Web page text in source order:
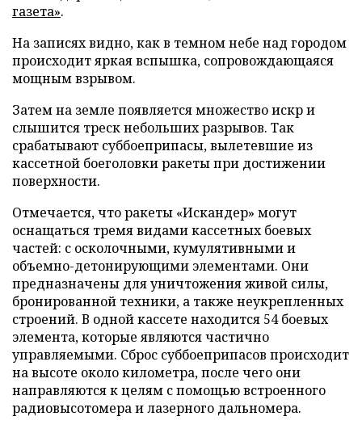
газета».
На записях видно, как в темном небе над городом
происходит яркая вспышка, сопровождающаяся
мощным взрывом.
Затем на земле появляется множество искр и
слышится треск небольших разрывов. Так
срабатывают суббоеприпасы, вылетевшие из
кассетной боеголовки ракеты при достижении
поверхности.
Отмечается, что ракеты «Искандер» могут
оснащаться тремя видами кассетных боевых
частей: с осколочными, кумулятивными и
объемно-детонирующими элементами. Они
предназначены для уничтожения живой силы,
бронированной техники, а также неукрепленных
строений. В одной кассете находится 54 боевых
элемента, которые являются частично
управляемыми. Сброс суббоеприпасов происходит
на высоте около километра, после чего они
направляются к целям с помощью встроенного
радиовысотомера и лазерного дальномера.